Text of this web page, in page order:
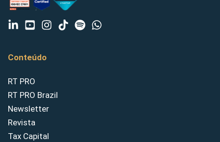
Conteúdo
RT PRO
RT PRO Brazil
Newsletter
Revista
Tax Capital